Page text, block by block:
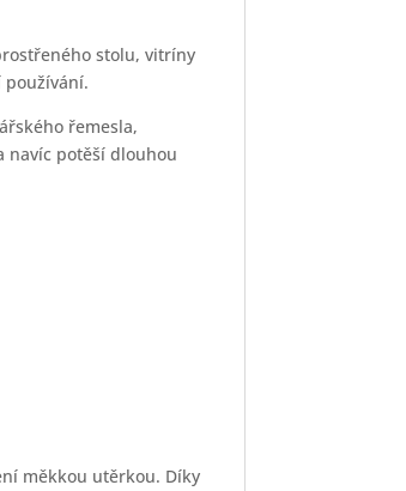
stolu, vitríny
používání.
řemesla,
navíc potěší dlouhou
měkkou utěrkou. Díky